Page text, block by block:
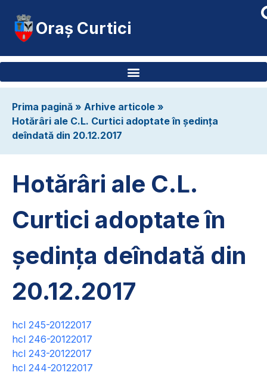
Oraș Curtici
Prima pagină » Arhive articole »
Hotărâri ale C.L. Curtici adoptate în ședința
deîndată din 20.12.2017
Hotărâri ale C.L.
Curtici adoptate în
ședința deîndată din
20.12.2017
hcl 245-20122017
hcl 246-20122017
hcl 243-20122017
hcl 244-20122017